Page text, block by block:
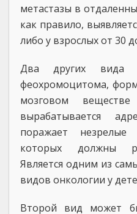
метастазы в
как правило,
либо у взрослых от 30
Два других вида
феохромоцитома,
мозговом
вырабатывается
поражает
которых должны
Является одним из
видов онкологии у
Второй вид может